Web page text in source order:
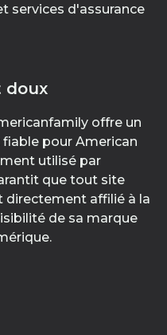
services d'assurance
doux
offre un
pour American
utilisé par
que tout site
directement affilié à la
de sa marque